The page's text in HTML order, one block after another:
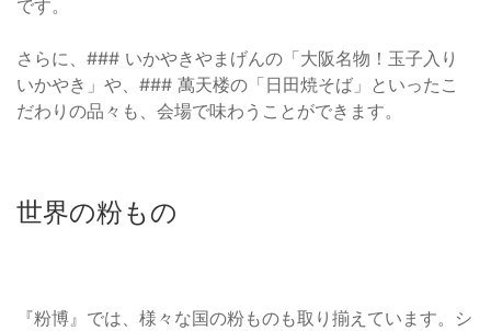
です。
さらに、### いかやきやまげんの「大阪名物！玉子入り
いかやき」や、### 萬天楼の「日田焼そば」といったこ
だわりの品々も、会場で味わうことができます。
世界の粉もの
『粉博』では、様々な国の粉ものも取り揃えています。シ